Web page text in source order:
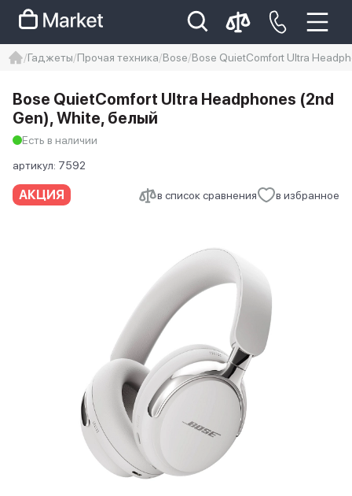
Iphone 14 pro max
айфон 14
Гаджеты Прочая техника Bose Bose QuietComfort Ultra
АКЦИЯ в список сравнения в избранное
Bose QuietComfort Ultra Headphones (2nd
Gen), White, белый
Есть в наличии
артикул: 7592